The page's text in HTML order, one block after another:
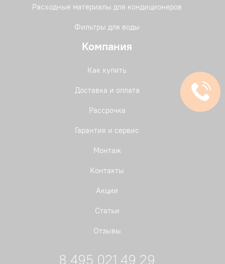
Расходные материалы для кондиционеров
Фильтры для воды
Компания
Как купить
Доставка и оплата
Рассрочка
Гарантия и сервис
Монтаж
Контакты
Акции
Статьи
Отзывы
8 495 021 49 29